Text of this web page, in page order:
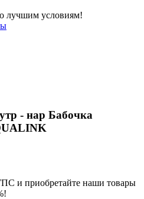
лучшим условиям!
- нар Бабочка
и приобретайте наши товары